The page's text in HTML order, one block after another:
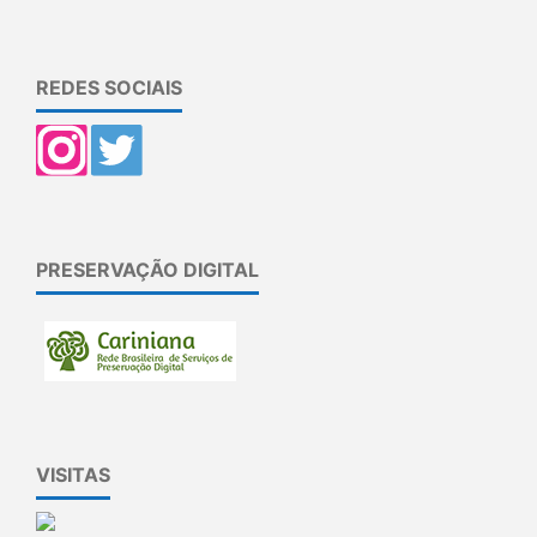
REDES SOCIAIS
PRESERVAÇÃO DIGITAL
VISITAS